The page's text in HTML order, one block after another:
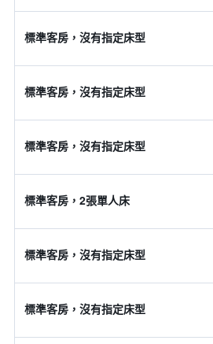
標準客房，沒有指定床型
標準客房，沒有指定床型
標準客房，沒有指定床型
標準客房，2張單人床
標準客房，沒有指定床型
標準客房，沒有指定床型